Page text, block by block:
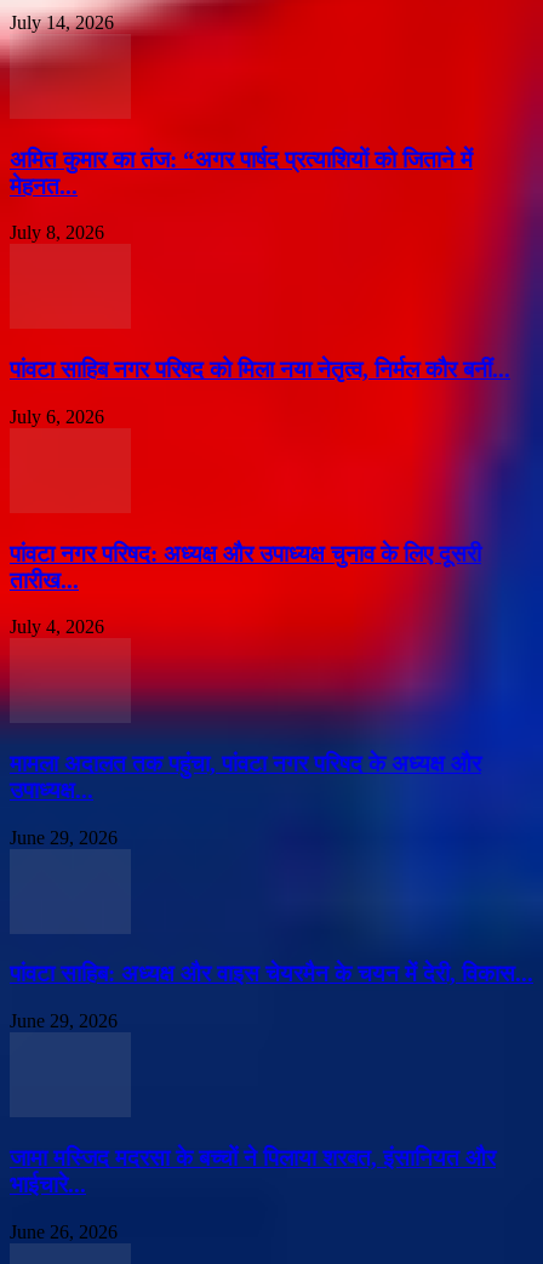
July 14, 2026
अमित कुमार का तंज: “अगर पार्षद प्रत्याशियों को जिताने में
मेहनत...
July 8, 2026
पांवटा साहिब नगर परिषद को मिला नया नेतृत्व, निर्मल कौर बनीं...
July 6, 2026
पांवटा नगर परिषद: अध्यक्ष और उपाध्यक्ष चुनाव के लिए दूसरी
तारीख...
July 4, 2026
मामला अदालत तक पहुंचा, पांवटा नगर परिषद के अध्यक्ष और
उपाध्यक्ष...
June 29, 2026
पांवटा साहिब: अध्यक्ष और वाइस चेयरमैन के चयन में देरी, विकास...
June 29, 2026
जामा मस्जिद मदरसा के बच्चों ने पिलाया शरबत, इंसानियत और
भाईचारे...
June 26, 2026